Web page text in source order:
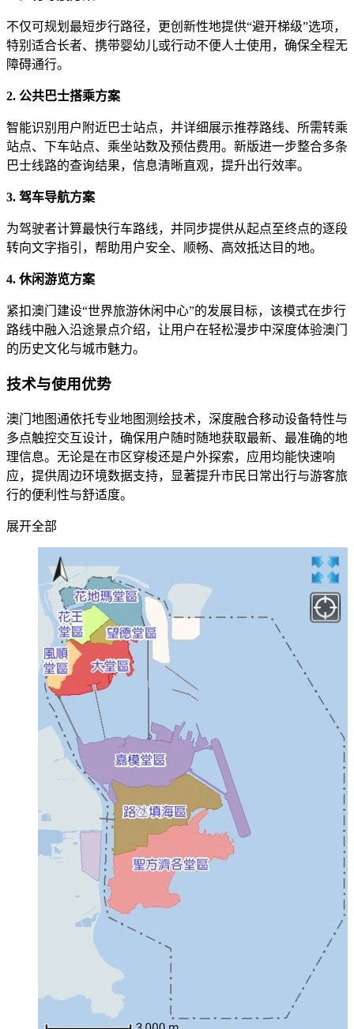
不仅可规划最短步行路径，更创新性地提供“避开梯级”选项，
特别适合长者、携带婴幼儿或行动不便人士使用，确保全程无
障碍通行。
2. 公共巴士搭乘方案
智能识别用户附近巴士站点，并详细展示推荐路线、所需转乘
站点、下车站点、乘坐站数及预估费用。新版进一步整合多条
巴士线路的查询结果，信息清晰直观，提升出行效率。
3. 驾车导航方案
为驾驶者计算最快行车路线，并同步提供从起点至终点的逐段
转向文字指引，帮助用户安全、顺畅、高效抵达目的地。
4. 休闲游览方案
紧扣澳门建设“世界旅游休闲中心”的发展目标，该模式在步行
路线中融入沿途景点介绍，让用户在轻松漫步中深度体验澳门
的历史文化与城市魅力。
技术与使用优势
澳门地图通依托专业地图测绘技术，深度融合移动设备特性与
多点触控交互设计，确保用户随时随地获取最新、最准确的地
理信息。无论是在市区穿梭还是户外探索，应用均能快速响
应，提供周边环境数据支持，显著提升市民日常出行与游客旅
行的便利性与舒适度。
展开全部